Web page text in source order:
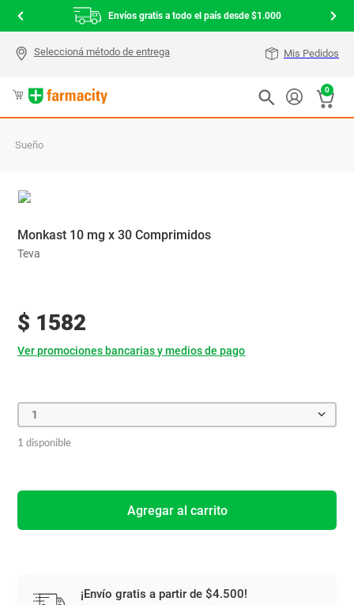
Envíos gratis a todo el país desde $1.000
Mis Pedidos
0
Sueño
Monkast 10 mg x 30 Comprimidos
Teva
$ 1582
Ver promociones bancarias y medios de pago
1
1 disponible
Agregar al carrito
¡Envío gratis a partir de $4.500!